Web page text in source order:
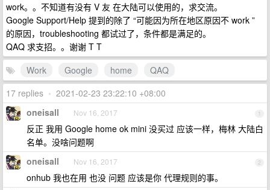
work。。不知道有没有 V 友 在大陆可以使用的，求交流。
Google Support/Help 提到的除了 “可能因为所在地区原因不 work ”
的原因，troubleshooting 都试过了，条件都是满足的。
QAQ 求支招。。谢谢 T T
Work
Google home
QAQ
17 replies • 2021-02-23 23:22:10 +08:00
1
oneisall Nov 16, 2017
反正 我用 Google home ok mini 没买过 应该一样，梅林 大陆白
名单。没啥问题啊
2
oneisall Nov 16, 2017
onhub 我也在用 也没 问题 应该是你 代理规则的事。